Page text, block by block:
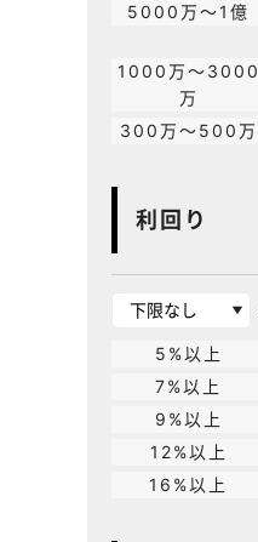
5000万～1億
1000万～3000
万
300万～500万
利回り
5%以上
7%以上
9%以上
12%以上
16%以上